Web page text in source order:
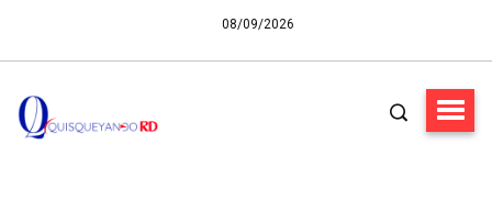
08/09/2026